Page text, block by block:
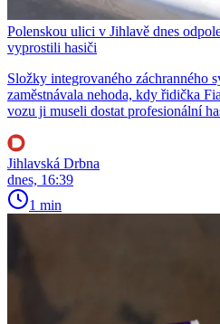
Polenskou ulici v Jihlavě dnes
vyprostili hasiči
Složky integrovaného záchranného
zaměstnávala nehoda, kdy řidička
vozu ji museli dostat profesionální
Jihlavská Drbna
dnes, 16:39
1 min